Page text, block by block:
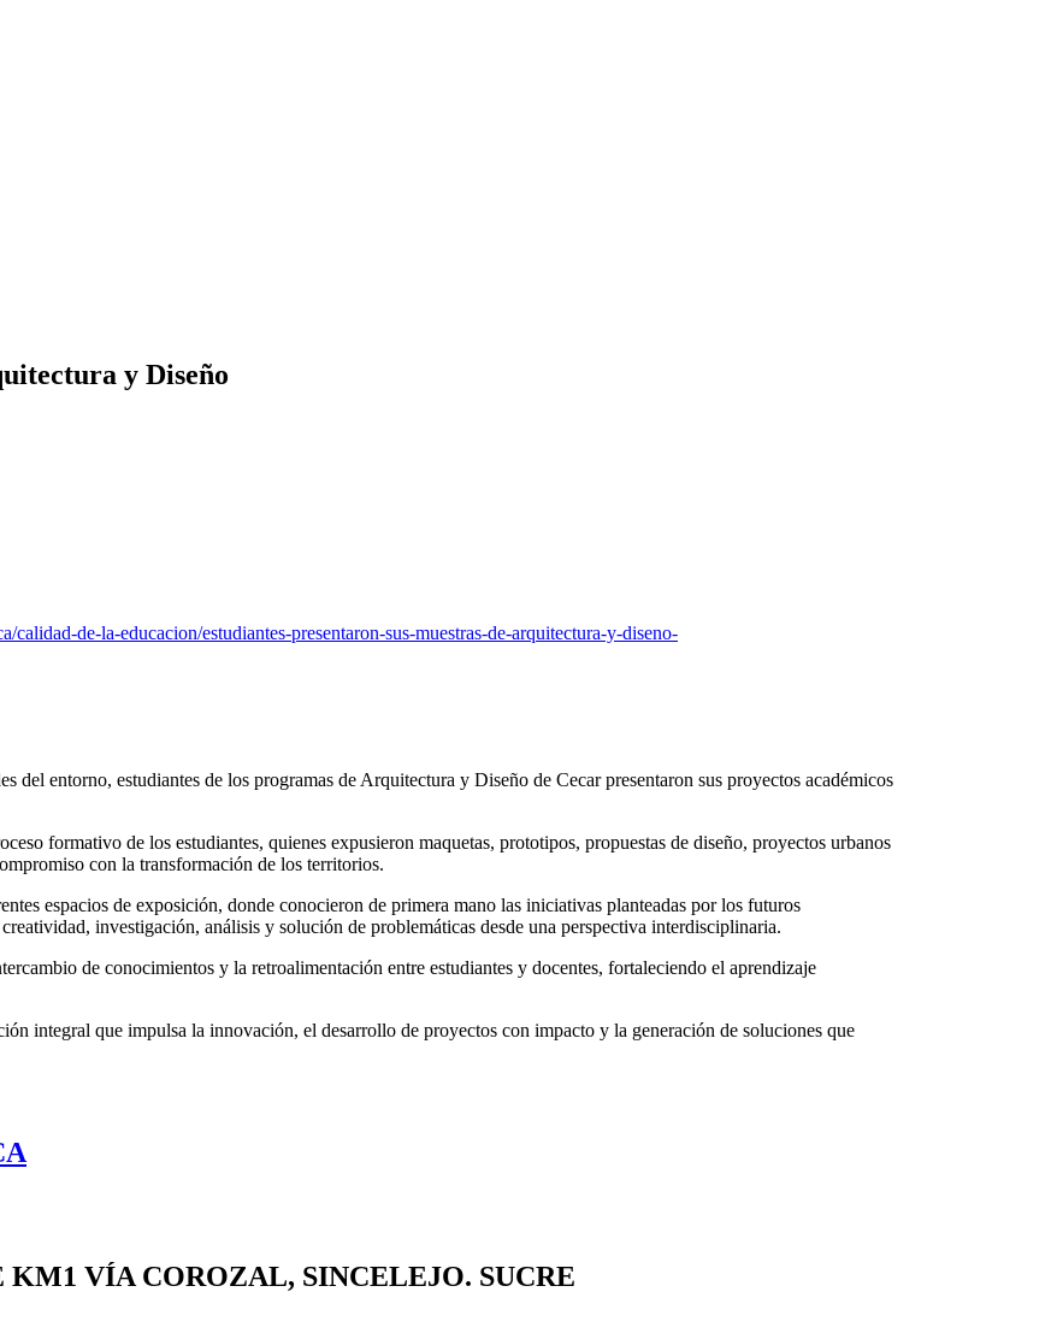
y Diseño
de-la-educacion/estudiantes-presentaron-sus-muestras-de-arquitectura-y-diseno-
entorno, estudiantes de los programas de Arquitectura y Diseño de Cecar presentaron sus proyectos académicos
formativo de los estudiantes, quienes expusieron maquetas, prototipos, propuestas de diseño, proyectos urbanos
con la transformación de los territorios.
espacios de exposición, donde conocieron de primera mano las iniciativas planteadas por los futuros
investigación, análisis y solución de problemáticas desde una perspectiva interdisciplinaria.
de conocimientos y la retroalimentación entre estudiantes y docentes, fortaleciendo el aprendizaje
integral que impulsa la innovación, el desarrollo de proyectos con impacto y la generación de soluciones que
KM1 VÍA COROZAL, SINCELEJO. SUCRE